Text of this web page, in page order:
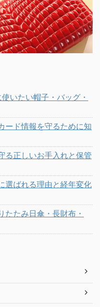
いたい帽子・バッグ・
ード情報を守るために知
る正しいお手入れと保管
選ばれる理由と経年変化
たたみ日傘・長財布・